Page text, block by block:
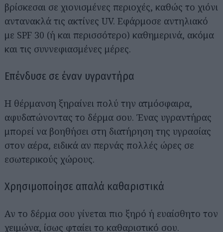
βρίσκεσαι σε χιονισμένες περιοχές, καθώς το χιόνι
αντανακλά τις ακτίνες UV. Εφάρμοσε αντηλιακό
με SPF 30 (ή και περισσότερο) καθημερινά, ακόμα
και τις συννεφιασμένες μέρες.
Επένδυσε σε έναν υγραντήρα
Η θέρμανση ξηραίνει πολύ την ατμόσφαιρα,
αφυδατώνοντας το δέρμα σου. Ένας υγραντήρας
μπορεί να βοηθήσει στη διατήρηση της υγρασίας
στον αέρα, ειδικά αν περνάς πολλές ώρες σε
εσωτερικούς χώρους.
Χρησιμοποίησε απαλά καθαριστικά
Αν το δέρμα σου γίνεται πιο ξηρό ή ευαίσθητο τον
χειμώνα, ίσως φταίει το καθαριστικό σου.